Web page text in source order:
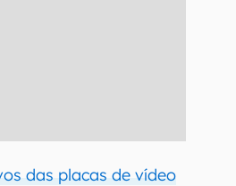
das placas de vídeo